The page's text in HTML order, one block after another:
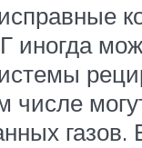
иногда
газов.